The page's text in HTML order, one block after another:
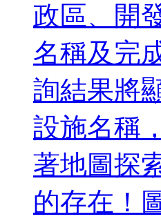
政區、開
名稱及完
詢結果將
設施名稱
著地圖探
的存在！